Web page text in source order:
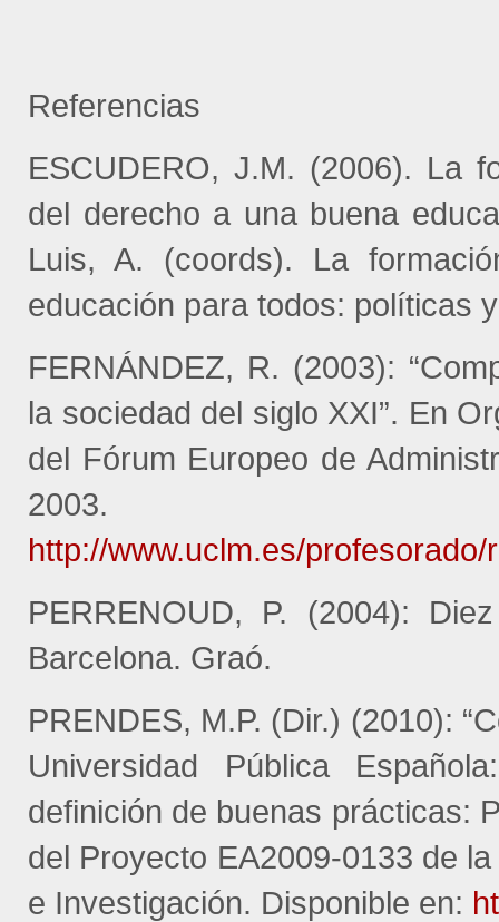
Referencias
ESCUDERO, J.M. (2006). La
del derecho a una buena
Luis, A. (coords). La
educación para todos: políticas
FERNÁNDEZ, R. (2003):
la sociedad del siglo XXI”. En
del Fórum Europeo de
2003.
http://www.uclm.es/
PERRENOUD, P. (2004):
Barcelona. Graó.
PRENDES, M.P. (Dir.) (2010):
Universidad Pública
definición de buenas prácticas:
del Proyecto EA2009-0133 de
e Investigación. Disponible en: